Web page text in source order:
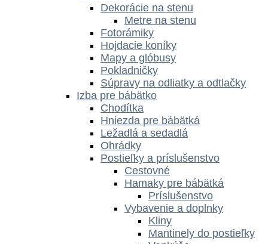
Dekorácie na stenu
Metre na stenu
Fotorámiky
Hojdacie koníky
Mapy a glóbusy
Pokladničky
Súpravy na odliatky a odtlačky
Izba pre bábätko
Chodítka
Hniezda pre bábätká
Ležadlá a sedadlá
Ohrádky
Postieľky a príslušenstvo
Cestovné
Hamaky pre bábätká
Príslušenstvo
Vybavenie a doplnky
Kliny
Mantinely do postieľky